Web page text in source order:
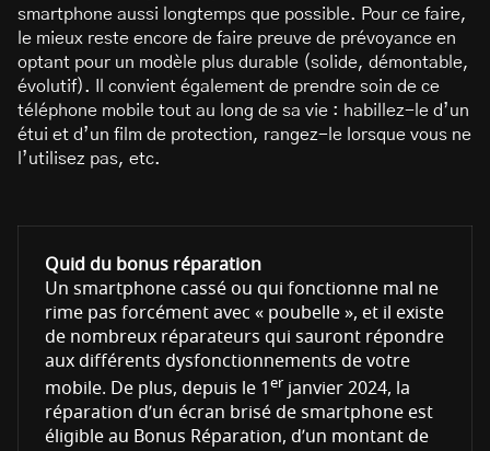
smartphone aussi longtemps que possible. Pour ce faire,
le mieux reste encore de faire preuve de prévoyance en
optant pour un modèle plus durable (solide, démontable,
évolutif). Il convient également de prendre soin de ce
téléphone mobile tout au long de sa vie : habillez-le d’un
étui et d’un film de protection, rangez-le lorsque vous ne
l’utilisez pas, etc.
Quid du bonus réparation
Un smartphone cassé ou qui fonctionne mal ne
rime pas forcément avec « poubelle », et il existe
de nombreux réparateurs qui sauront répondre
aux différents dysfonctionnements de votre
mobile. De plus, depuis le 1 er janvier 2024, la
réparation d’un écran brisé de smartphone est
éligible au Bonus Réparation, d’un montant de